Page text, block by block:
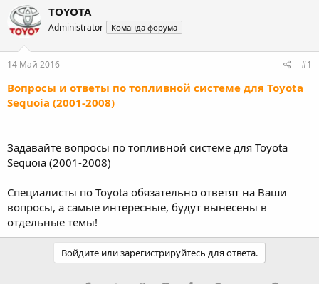
т
о
р
е
м
ы
т
н
л
а
TOYOTA
Administrator Команда форума
14 Май 2016 #1
Вопросы и ответы по топливной системе для Toyota
Sequoia (2001-2008)
Задавайте вопросы по топливной системе для Toyota
Sequoia (2001-2008)
Специалисты по Toyota обязательно ответят на Ваши
вопросы, а самые интересные, будут вынесены в
отдельные темы!
Войдите или зарегистрируйтесь для ответа.